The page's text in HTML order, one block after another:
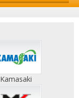
Kamasaki